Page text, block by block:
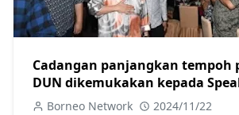
Cadangan panjangkan tempoh
DUN dikemukakan kepada
diteliti-Abang Johari
Borneo Network 2024/11/22